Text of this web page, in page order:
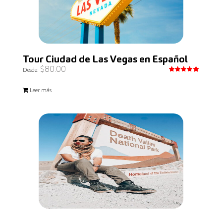
Tour Ciudad de Las Vegas en Español
Desde: $80.00
Leer más